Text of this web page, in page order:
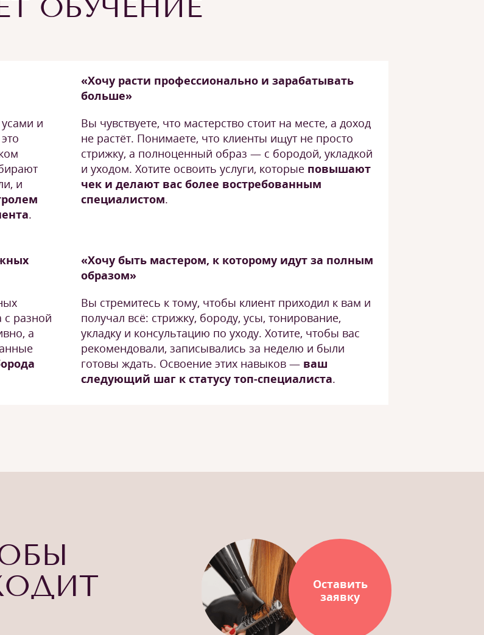
ОБУЧЕНИЕ
и
и
.
«Хочу расти профессионально и зарабатывать
больше»
Вы чувствуете, что мастерство стоит на месте, а доход
не растёт. Понимаете, что клиенты ищут не просто
стрижку, а полноценный образ — с бородой, укладкой
и уходом. Хотите освоить услуги, которые повышают
чек и делают вас более востребованным
специалистом.
с разной
а
«Хочу быть мастером, к которому идут за полным
образом»
Вы стремитесь к тому, чтобы клиент приходил к вам и
получал всё: стрижку, бороду, усы, тонирование,
укладку и консультацию по уходу. Хотите, чтобы вас
рекомендовали, записывались за неделю и были
готовы ждать. Освоение этих навыков — ваш
следующий шаг к статусу топ-специалиста.
Оставить
заявку